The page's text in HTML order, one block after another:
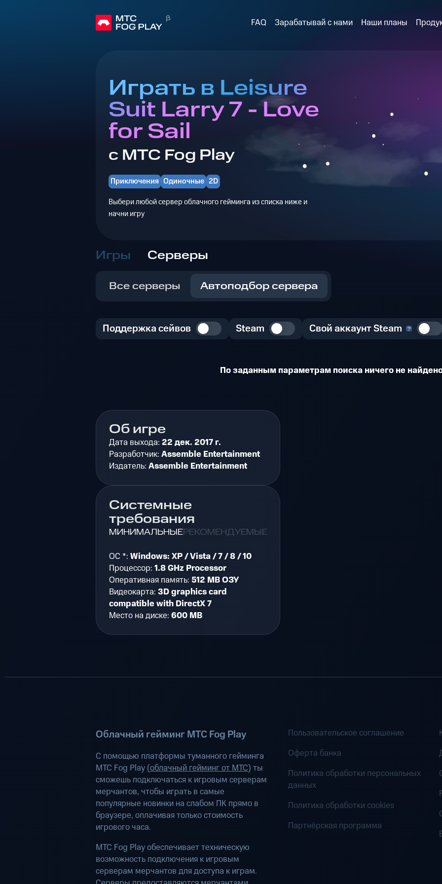
FAQ Зарабатывай с нами Наши планы
Играть в Leisure
Suit Larry 7 - Love
for Sail
с МТС Fog Play
Приключения Одиночные 2D
Выбери любой сервер облачного гейминга из списка ниже и
начни игру
Игры Серверы
Все серверы Автоподбор сервера
Поддержка сейвов Steam Свой аккаунт Steam
По заданным параметрам поиска ничего не
Об игре
Дата выхода: 22 дек. 2017 г.
Разработчик: Assemble Entertainment
Издатель: Assemble Entertainment
Системные
требования
МИНИМАЛЬНЫЕРЕКОМЕНДУЕМЫЕ
ОС *: Windows: XP / Vista / 7 / 8 / 10
Процессор: 1.8 GHz Processor
Оперативная память: 512 MB ОЗУ
Видеокарта: 3D graphics card
compatible with DirectX 7
Место на диске: 600 MB
Облачный гейминг МТС Fog Play
С помощью платформы туманного гейминга
МТС Fog Play (облачный гейминг от МТС) ты
сможешь подключаться к игровым серверам
мерчантов, чтобы играть в самые
популярные новинки на слабом ПК прямо в
браузере, оплачивая только стоимость
игрового часа.
МТС Fog Play обеспечивает техническую
возможность подключения к игровым
серверам мерчантов для доступа к играм.
Пользовательское соглашение
Оферта банка
Политика обработки персональных
данных
Политика обработки cookies
Партнёрская программа